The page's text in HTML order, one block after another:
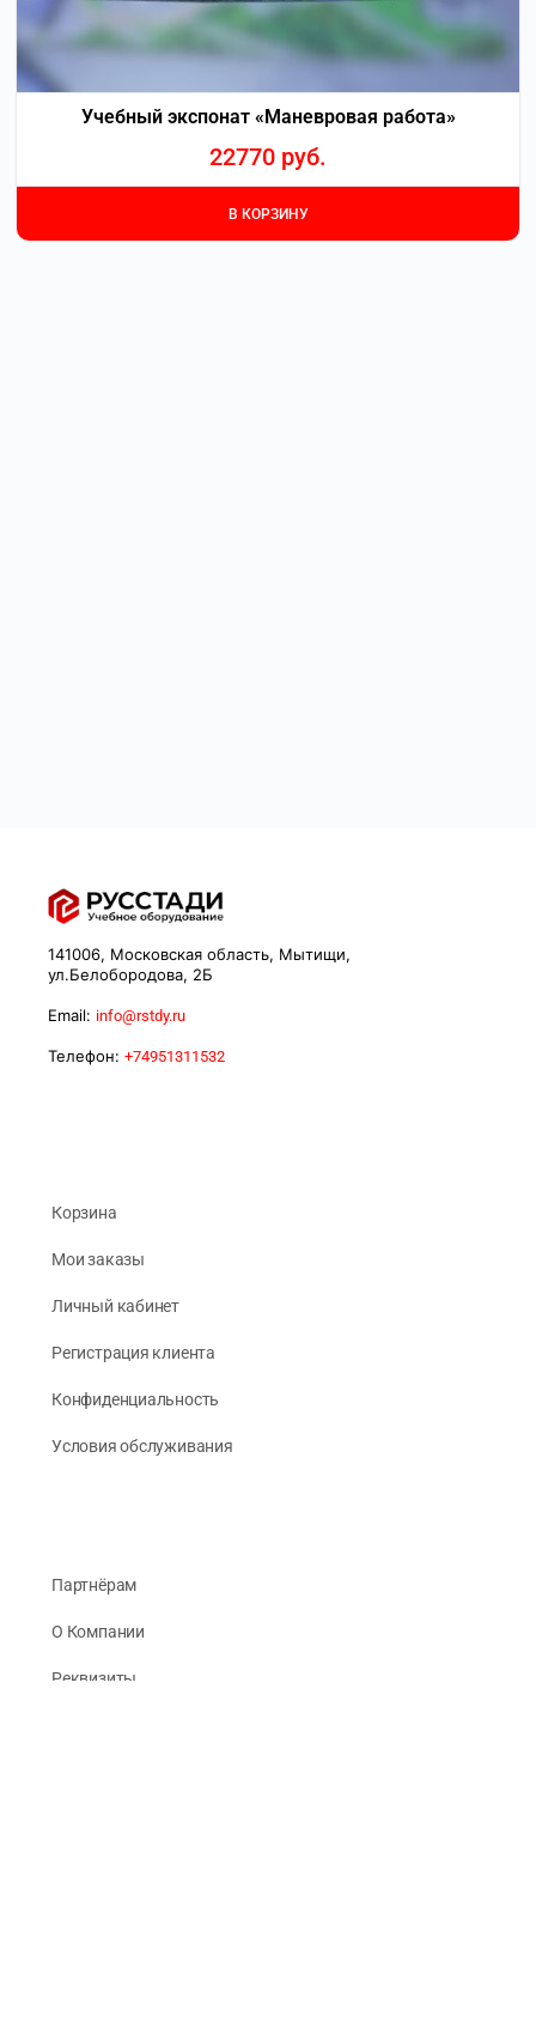
Учебный экспонат «Маневровая работа»
22770 руб.
В КОРЗИНУ
141006, Московская область, Мытищи,
ул.Белобородова, 2Б
Email: info@rstdy.ru
Телефон: +74951311532
Корзина
Мои заказы
Личный кабинет
Регистрация клиента
Конфиденциальность
Условия обслуживания
Партнёрам
О Компании
Реквизиты